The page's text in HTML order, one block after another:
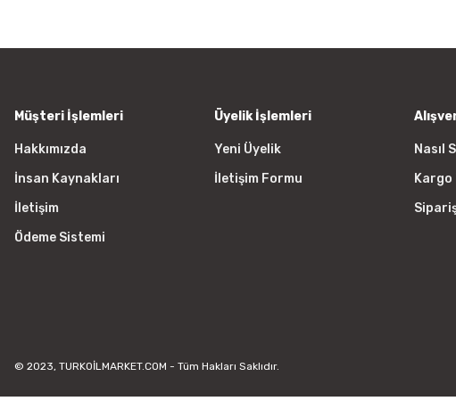
Müşteri İşlemleri
Hakkımızda
İnsan Kaynakları
İletişim
Ödeme Sistemi
Üyelik İşlemleri
Yeni Üyelik
İletişim Formu
Nasıl
Kargo
© 2023, TURKOİLMARKET.COM - Tüm Hakları Saklıdır.